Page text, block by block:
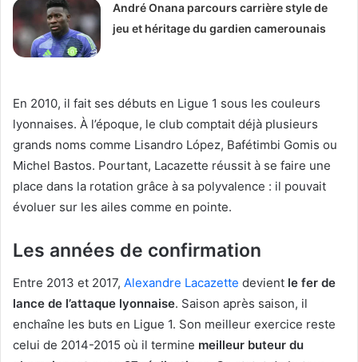
André Onana parcours carrière style de
jeu et héritage du gardien camerounais
En 2010, il fait ses débuts en Ligue 1 sous les couleurs
lyonnaises. À l’époque, le club comptait déjà plusieurs
grands noms comme Lisandro López, Bafétimbi Gomis ou
Michel Bastos. Pourtant, Lacazette réussit à se faire une
place dans la rotation grâce à sa polyvalence : il pouvait
évoluer sur les ailes comme en pointe.
Les années de confirmation
Entre 2013 et 2017, Alexandre Lacazette devient le fer de
lance de l’attaque lyonnaise. Saison après saison, il
enchaîne les buts en Ligue 1. Son meilleur exercice reste
celui de 2014-2015 où il termine meilleur buteur du